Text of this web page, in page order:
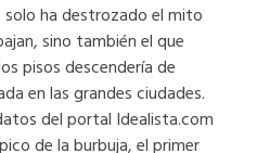
solo ha destrozado el mito
sino también el que
pisos descendería de
en las grandes ciudades.
del portal Idealista.com
de la burbuja, el primer